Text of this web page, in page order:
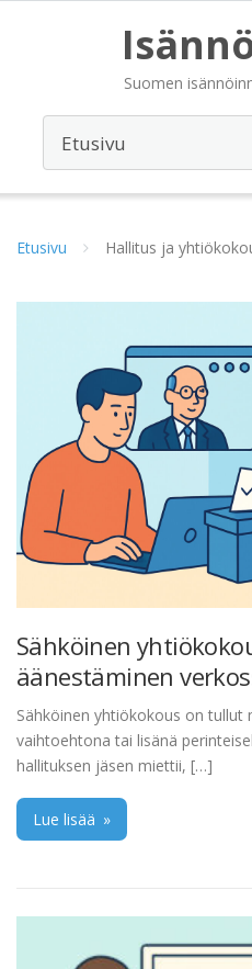
Suomen
Etusivu Hallitus ja
Sähköinen
äänestäminen
Sähköinen yhtiökokous on tullut
vaihtoehtona tai lisänä
hallituksen jäsen miettii, […]
Lue lisää »